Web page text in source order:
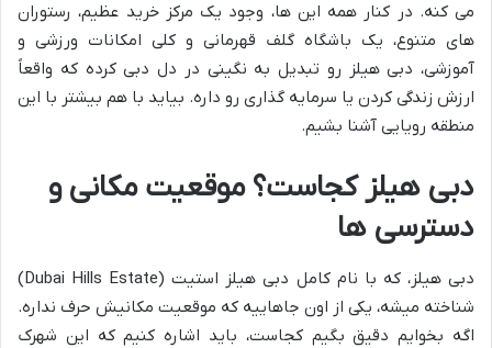
می کنه. در کنار همه این ها، وجود یک مرکز خرید عظیم، رستوران
های متنوع، یک باشگاه گلف قهرمانی و کلی امکانات ورزشی و
آموزشی، دبی هیلز رو تبدیل به نگینی در دل دبی کرده که واقعاً
ارزش زندگی کردن یا سرمایه گذاری رو داره. بیاید با هم بیشتر با این
منطقه رویایی آشنا بشیم.
دبی هیلز کجاست؟ موقعیت مکانی و
دسترسی ها
دبی هیلز، که با نام کامل دبی هیلز استیت (Dubai Hills Estate)
شناخته میشه، یکی از اون جاهاییه که موقعیت مکانیش حرف نداره.
اگه بخوایم دقیق بگیم کجاست، باید اشاره کنیم که این شهرک